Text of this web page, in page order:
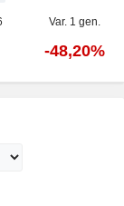
Var. 1 gen.
-48,20%